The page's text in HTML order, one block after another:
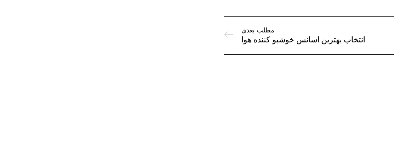
مطلب بعدی
انتخاب بهترین اسانس خوشبو کننده هوا